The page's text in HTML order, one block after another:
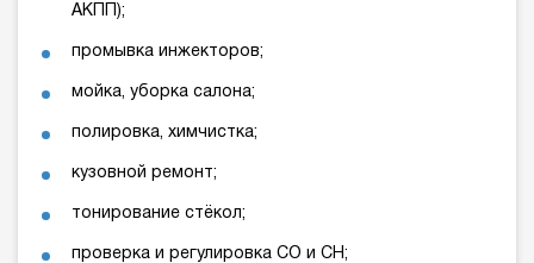
АКПП);
промывка инжекторов;
мойка, уборка салона;
полировка, химчистка;
кузовной ремонт;
тонирование стёкол;
проверка и регулировка СО и СН;